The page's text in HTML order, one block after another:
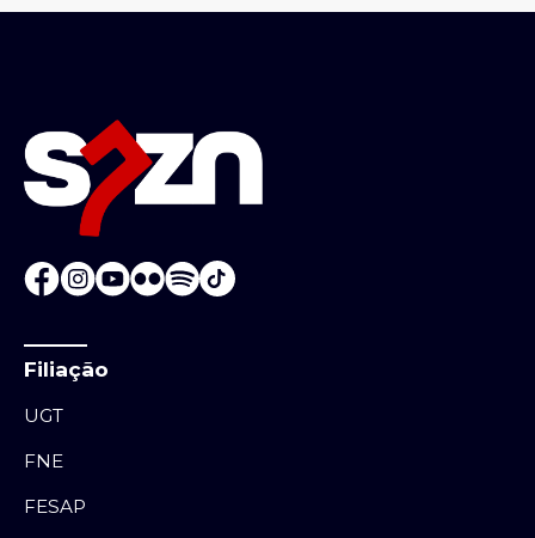
Filiação
UGT
FNE
FESAP